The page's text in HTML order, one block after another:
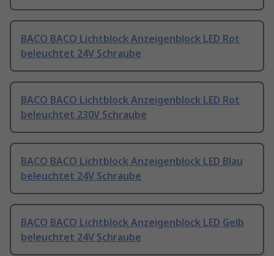
BACO BACO Lichtblock Anzeigenblock LED Rot
beleuchtet 24V Schraube
BACO BACO Lichtblock Anzeigenblock LED Rot
beleuchtet 230V Schraube
BACO BACO Lichtblock Anzeigenblock LED Blau
beleuchtet 24V Schraube
BACO BACO Lichtblock Anzeigenblock LED Gelb
beleuchtet 24V Schraube